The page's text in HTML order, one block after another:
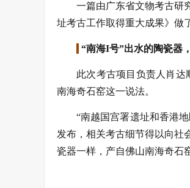
一篇由广东省文物考古研
址考古工作取得重大成果》做
“南海I号”出水的陶瓷器
此次考古项目负责人肖达
南海奇石窑这一说法。
“南越国宫署遗址和香港
发布，相关考古细节得以向社
瓷器一样，产自佛山南海奇石